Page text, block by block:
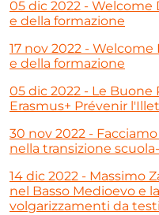
05 dic 2022 - Welcome
e della formazione
17 nov 2022 -
e della formazione
05 dic 2022 - Le
Erasmus+ Prévenir
30 nov 2022 -
nella transizione
14 dic 2022 - Massimo
nel Basso Medioevo e
volgarizzamenti da